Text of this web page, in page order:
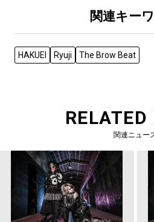
関連キー
HAKUEI Ryuji The Brow Beat
RELATED
関連ニュー